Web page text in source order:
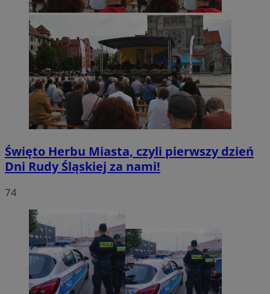
Święto Herbu Miasta, czyli pierwszy dzień
Dni Rudy Śląskiej za nami!
74